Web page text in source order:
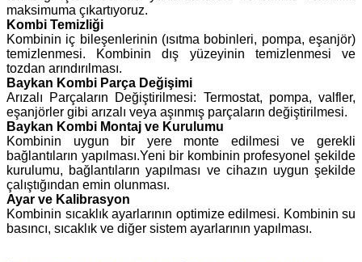
maksimuma çıkartıyoruz.
Kombi Temizliği
Kombinin iç bileşenlerinin (ısıtma bobinleri, pompa, eşanjör)
temizlenmesi. Kombinin dış yüzeyinin temizlenmesi ve
tozdan arındırılması.
Baykan Kombi Parça Değişimi
Arızalı Parçaların Değiştirilmesi: Termostat, pompa, valfler,
eşanjörler gibi arızalı veya aşınmış parçaların değiştirilmesi.
Baykan Kombi Montaj ve Kurulumu
Kombinin uygun bir yere monte edilmesi ve gerekli
bağlantıların yapılması.Yeni bir kombinin profesyonel şekilde
kurulumu, bağlantıların yapılması ve cihazın uygun şekilde
çalıştığından emin olunması.
Ayar ve Kalibrasyon
Kombinin sıcaklık ayarlarının optimize edilmesi. Kombinin su
basıncı, sıcaklık ve diğer sistem ayarlarının yapılması.